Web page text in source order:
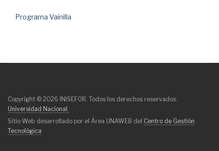
Programa Vainilla
Copyright © 2026 INISEFOR. Todos los derechos reservados.
Universidad Nacional.
Sitio Web desarrollado por el Área UNAWEB del Centro de Gestión
Tecnológica